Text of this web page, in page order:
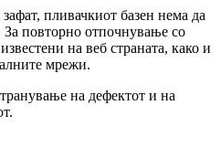
пливачкиот базен нема да
повторно отпочнување со
на веб страната, како и
мрежи.
на дефектот и на